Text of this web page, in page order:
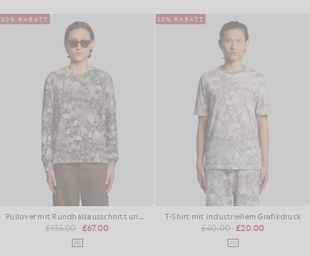
50% RABATT
Pullover mit Rundhalsausschnitt und Aufdruck
£135.00 £67.00
50% RABATT
T-Shirt mit industriellem Grafikdruck
£40.00 £20.00